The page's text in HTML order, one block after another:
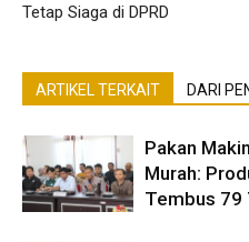
Tetap Siaga di DPRD
ARTIKEL TERKAIT DARI
Pakan
Murah:
Tembus 79